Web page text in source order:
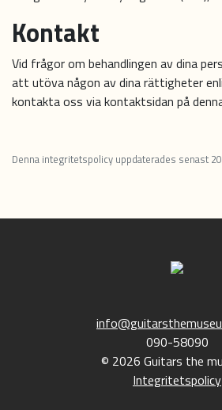
Kontakt
Vid frågor om behandlingen av dina
att utöva någon av dina rättigheter
kontakta oss via kontaktsidan på
Denna integritetspolicy uppdaterades senast
090-58090
© 2026 Guitars the
Integritetspolicy